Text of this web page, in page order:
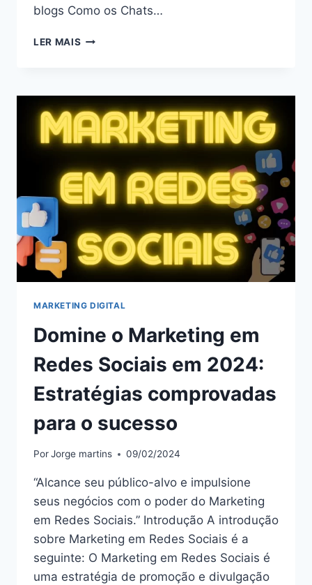
blogs Como os Chats…
LER MAIS
GPT
PARA
BLOGS
EM
MARKETING DIGITAL
Domine o Marketing em
Redes Sociais em 2024:
Estratégias comprovadas
para o sucesso
PorJorge martins 09/02/2024
“Alcance seu público-alvo e impulsione
seus negócios com o poder do Marketing
em Redes Sociais.” Introdução A introdução
sobre Marketing em Redes Sociais é a
seguinte: O Marketing em Redes Sociais é
uma estratégia de promoção e divulgação